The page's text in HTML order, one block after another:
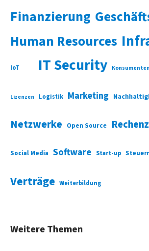
Finanzierung
Human Resources
IoT IT Security Konsumenten
Lizenzen Logistik Marketing
Netzwerke Open Source
Social Media Software Start-up
Verträge Weiterbildung
Weitere Themen